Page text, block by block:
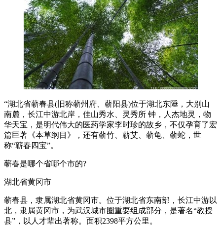
“湖北省蕲春县(旧称蕲州府、蕲阳县)位于湖北东陲，大别山
南麓，长江中游北岸，佳山秀水、灵秀所 钟，人杰地灵，物
华天宝，是明代伟大的医药学家李时珍的故乡，不仅孕育了宏
篇巨著《本草纲目》，还有蕲竹、蕲艾、蕲龟、蕲蛇，世
称“蕲春四宝”。
蕲春是哪个省哪个市的?
湖北省黄冈市
蕲春县，隶属湖北省黄冈市。位于湖北省东南部，长江中游以
北，隶属黄冈市，为武汉城市圈重要组成部分，是著名“教授
县”，以人才辈出著称。面积2398平方公里。